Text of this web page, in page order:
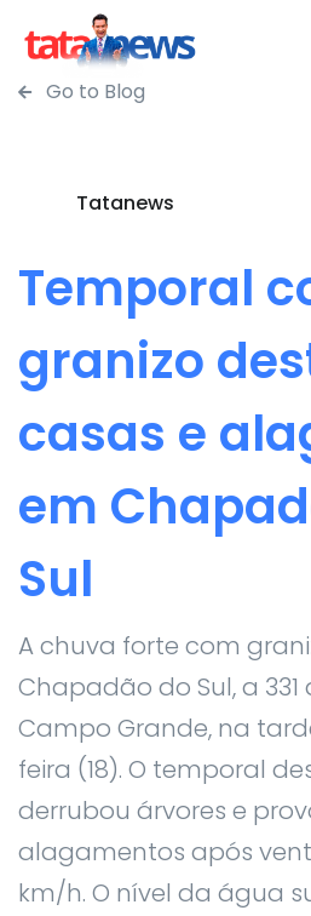
Go to Blog
Tatanews
Temporal
granizo
casas e
em
Sul
A chuva forte com
Chapadão do Sul, a
Campo Grande, na
feira (18). O temporal
derrubou árvores e
alagamentos após
km/h. O nível da água